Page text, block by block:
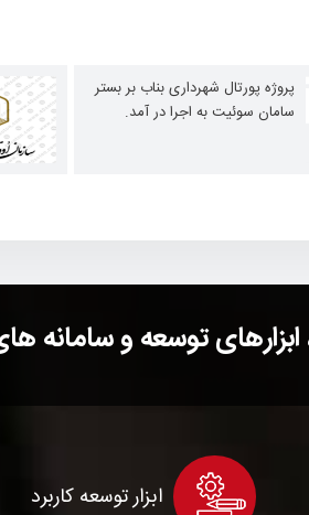
پروژه پورتال شهرداری بناب بر بستر
سامان سوئیت به اجرا در آمد.
توسعه و سامانه
ابزار توسعه کاربرد